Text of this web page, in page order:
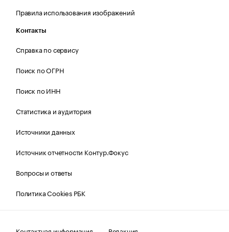
Правила использования изображений
Контакты
Справка по сервису
Поиск по ОГРН
Поиск по ИНН
Статистика и аудитория
Источники данных
Источник отчетности Контур.Фокус
Вопросы и ответы
Политика Cookies РБК